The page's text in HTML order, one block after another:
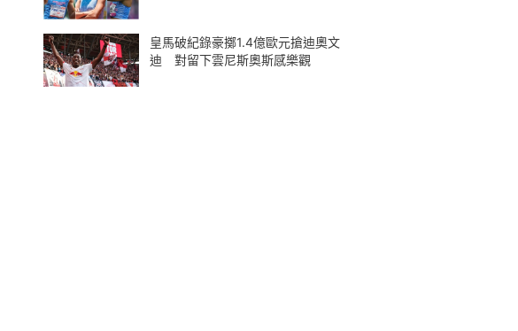
皇馬破紀錄豪擲1.4億歐元搶迪奧文
迪 對留下雲尼斯奧斯感樂觀